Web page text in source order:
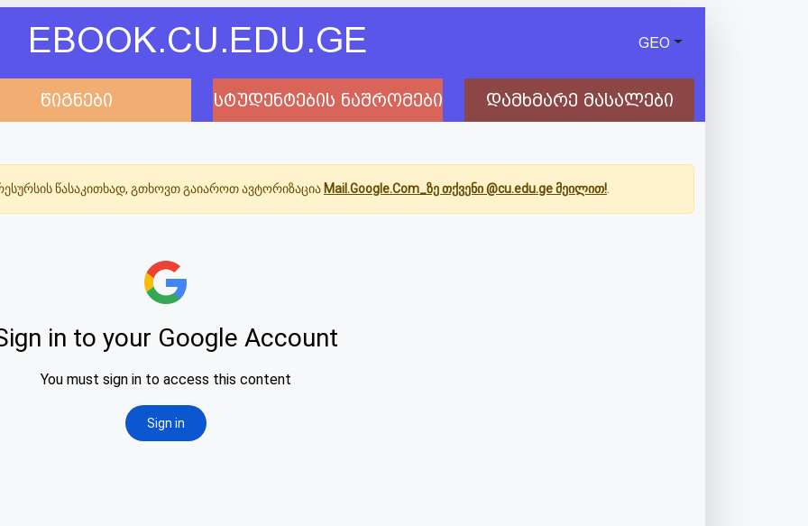
EBOOK.CU.EDU.GE GEO
წიგნები სტუდენტების ნაშრომები დამხმარე მასალები
წასაკითხად, გთხოვთ გაიაროთ ავტორიზაცია Mail.Google.Com_ზე თქვენი @cu.edu.ge მეილით!